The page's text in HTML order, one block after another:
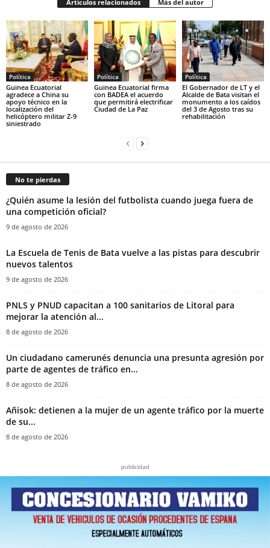
Artículos relacionados Más del autor
Política
Guinea Ecuatorial
agradece a China su
apoyo técnico en la
localización del
helicóptero militar Z-9
siniestrado
Política
Guinea Ecuatorial firma
con BADEA el acuerdo
que permitirá electrificar
Ciudad de La Paz
Política
El Gobernador de LT y el
Alcalde de Bata visitan el
monumento a los caídos
del 3 de Agosto tras su
rehabilitación
No te pierdas
¿Quién asume la lesión del futbolista cuando juega fuera de
una competición oficial?
9 de agosto de 2026
La Escuela de Tenis de Bata vuelve a las pistas para descubrir
nuevos talentos
9 de agosto de 2026
PNLS y PNUD capacitan a 100 sanitarios de Litoral para
mejorar la atención al...
8 de agosto de 2026
‎Un ciudadano camerunés denuncia una presunta agresión por
parte de agentes de tráfico en...
8 de agosto de 2026
Añisok: detienen a la mujer de un agente tráfico por la muerte
de su...
8 de agosto de 2026
publicidad